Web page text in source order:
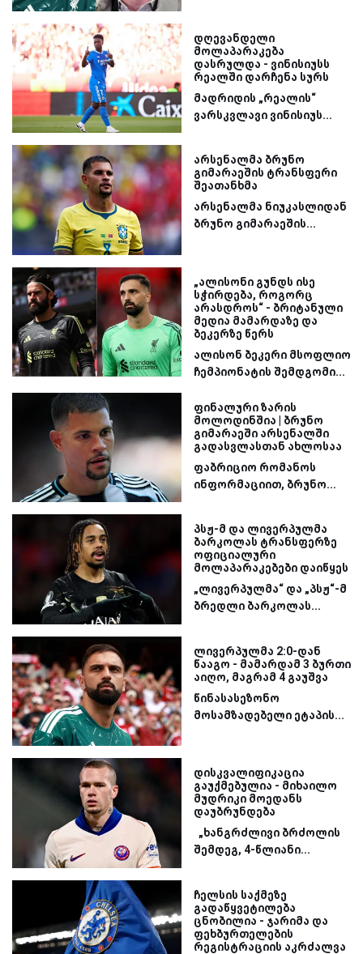
დღევანდელი
მოლაპარაკება
დასრულდა - ვინისიუსს
რეალში დარჩენა სურს
მადრიდის „რეალის“
ვარსკვლავი ვინისიუს...
არსენალმა ბრუნო
გიმარაეშის ტრანსფერი
შეათანხმა
არსენალმა ნიუკასლიდან
ბრუნო გიმარაეშის...
„ალისონი გუნდს ისე
სჭირდება, როგორც
არასდროს“ - ბრიტანული
მედია მამარდაზე და
ბეკერზე წერს
ალისონ ბეკერი მსოფლიო
ჩემპიონატის შემდგომი...
ფინალური ზარის
მოლოდინშია | ბრუნო
გიმარაეში არსენალში
გადასვლასთან ახლოსაა
ფაბრიციო რომანოს
ინფორმაციით, ბრუნო...
პსჟ-მ და ლივერპულმა
ბარკოლას ტრანსფერზე
ოფიციალური
მოლაპარაკებები დაიწყეს
„ლივერპულმა“ და „პსჟ“-მ
ბრედლი ბარკოლას...
ლივერპულმა 2:0-დან
წააგო - მამარდამ 3 ბურთი
აიღო, მაგრამ 4 გაუშვა
წინასასეზონო
მოსამზადებელი ეტაპის...
დისკვალიფიკაცია
გაუქმებულია - მიხაილო
მუდრიკი მოედანს
დაუბრუნდება
„ხანგრძლივი ბრძოლის
შემდეგ, 4-წლიანი...
ჩელსის საქმეზე
გადაწყვეტილება
ცნობილია - ჯარიმა და
ფეხბურთელების
რეგისტრაციის აკრძალვა